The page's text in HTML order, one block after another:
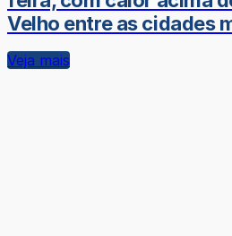
Velho entre as cidades
Veja mais